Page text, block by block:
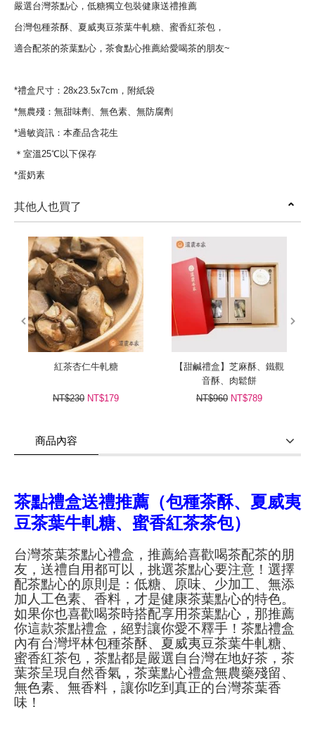
嚴選台灣茶點心，低糖獨立包裝健康送禮推薦
台灣包種茶酥、夏威夷豆茶葉牛軋糖、蜜香紅茶包，
適合配茶的茶葉點心，茶食點心推薦給愛喝茶的朋友~
*禮盒尺寸：28x23.5x7cm，附紙袋
*無農殘：無甜味劑、無色素、無防腐劑
*過敏資訊：本產品含花生
＊室溫25℃以下保存
*蛋奶素
其他人也買了
紅茶杏仁牛軋糖
NT$230 NT$179
【甜鹹禮盒】芝麻酥、鐵觀
音酥、肉鬆餅
NT$960 NT$789
prev
商品內容
茶點禮盒送禮推薦（包種茶酥、夏威夷
豆茶葉牛軋糖、蜜香紅茶茶包）
台灣茶葉茶點心禮盒，推薦給喜歡喝茶配茶的朋
友，送禮自用都可以，挑選茶點心要注意！選擇
配茶點心的原則是：低糖、原味、少加工、無添
加人工色素、香料，才是健康茶葉點心的特色。
如果你也喜歡喝茶時搭配享用茶葉點心，那推薦
你這款茶點禮盒，絕對讓你愛不釋手！茶點禮盒
內有台灣坪林包種茶酥、夏威夷豆茶葉牛軋糖、
蜜香紅茶包，茶點都是嚴選自台灣在地好茶，茶
葉茶呈現自然香氣，茶葉點心禮盒無農藥殘留、
無色素、無香料，讓你吃到真正的台灣茶葉香
味！